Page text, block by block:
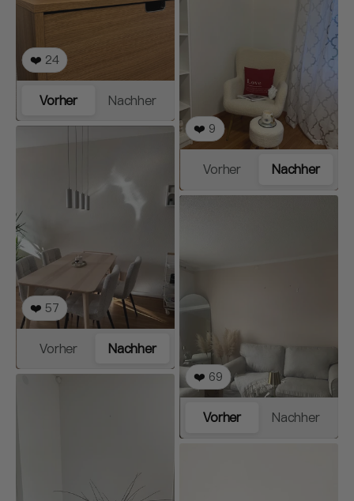
❤️ 24
Vorher Nachher
❤️ 57
Vorher Nachher
❤️ 9
Vorher Nachher
❤️ 69
Vorher Nachher